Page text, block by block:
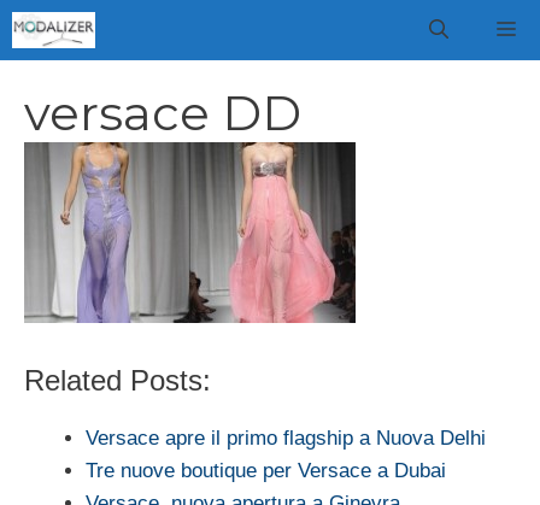
Vai
al
versace DD
Related Posts:
Versace apre il primo flagship a Nuova Delhi
Tre nuove boutique per Versace a Dubai